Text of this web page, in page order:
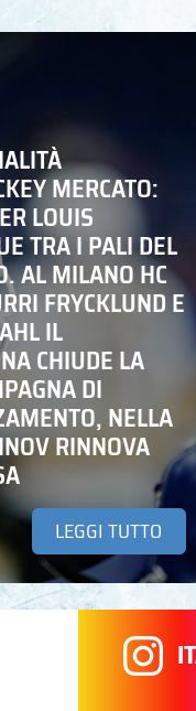
MERCATO:
LOUIS
TRA I PALI DEL
AL MILANO HC
FRYCKLUND E
IL
CHIUDE LA
DI
NELLA
RINNOVA
LEGGI TUTTO